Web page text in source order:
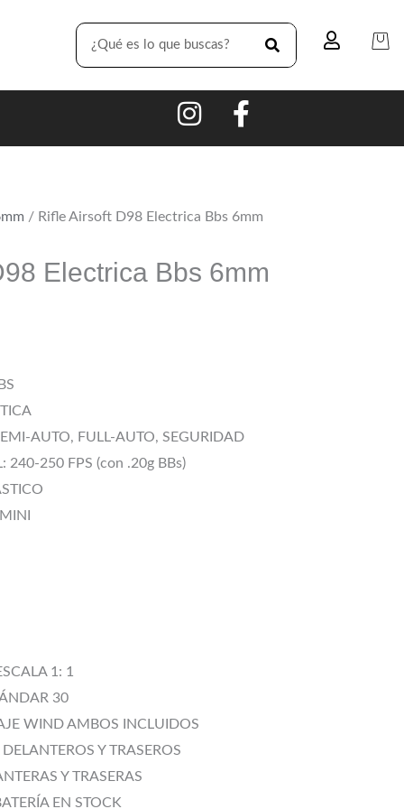
SEARCH
/ Rifle Airsoft D98 Electrica Bbs 6mm
Electrica Bbs 6mm
AUTO, FULL-AUTO, SEGURIDAD
240-250 FPS (con .20g BBs)
1: 1
30
WIND AMBOS INCLUIDOS
Y TRASEROS
Y TRASERAS
EN STOCK